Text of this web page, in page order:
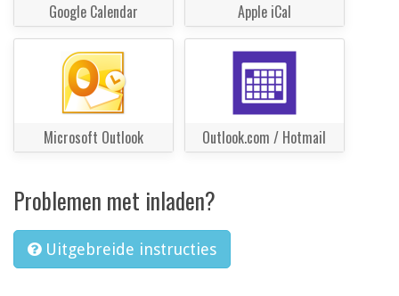
Google Calendar Apple iCal
Microsoft Outlook Outlook.com / Hotmail
Problemen met inladen?
Uitgebreide instructies